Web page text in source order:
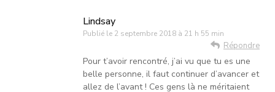
Lindsay
Publié le 2 septembre 2018 à 21 h 55 min
Répondre
Pour t’avoir rencontré, j’ai vu que tu es une
belle personne, il faut continuer d’avancer et
allez de l’avant ! Ces gens là ne méritaient